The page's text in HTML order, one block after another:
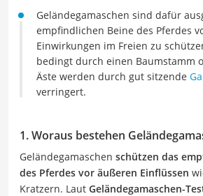
Geländegamaschen sind dafür
empfindlichen Beine des Pferdes
Einwirkungen im Freien zu
bedingt durch einen Baumstamm
Äste werden durch gut sitzende
verringert.
1. Woraus bestehen
Geländegamaschen schützen das
des Pferdes vor äußeren Einflüssen
Kratzern. Laut Geländegamaschen-